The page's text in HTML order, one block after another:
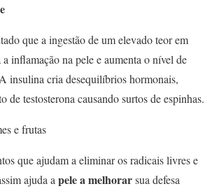
que a ingestão de um elevado teor em
inflamação na pele e aumenta o nível de
insulina cria desequilíbrios hormonais,
de testosterona causando surtos de espinhas.
e frutas
que ajudam a eliminar os radicais livres e
ajuda a pele a melhorarsua defesa